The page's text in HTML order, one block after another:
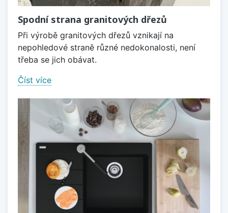
Spodní strana granitových dřezů
Při výrobě granitových dřezů vznikají na
nepohledové straně různé nedokonalosti, není
třeba se jich obávat.
Číst více